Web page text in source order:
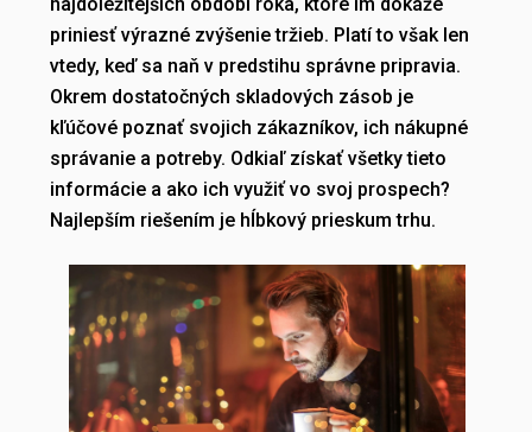
priniesť výrazné zvýšenie tržieb. Platí to však len
vtedy, keď sa naň v predstihu správne pripravia.
Okrem dostatočných skladových zásob je
kľúčové poznať svojich zákazníkov, ich nákupné
správanie a potreby. Odkiaľ získať všetky tieto
informácie a ako ich využiť vo svoj prospech?
Najlepším riešením je hĺbkový prieskum trhu.